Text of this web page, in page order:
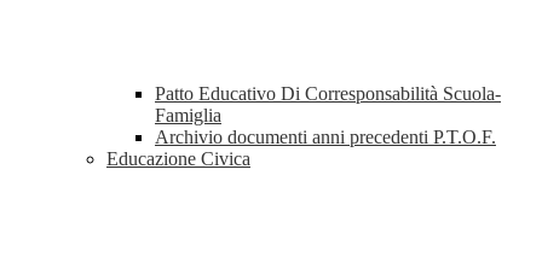
Patto Educativo Di Corresponsabilità Scuola-
Famiglia
Archivio documenti anni precedenti P.T.O.F.
Educazione Civica